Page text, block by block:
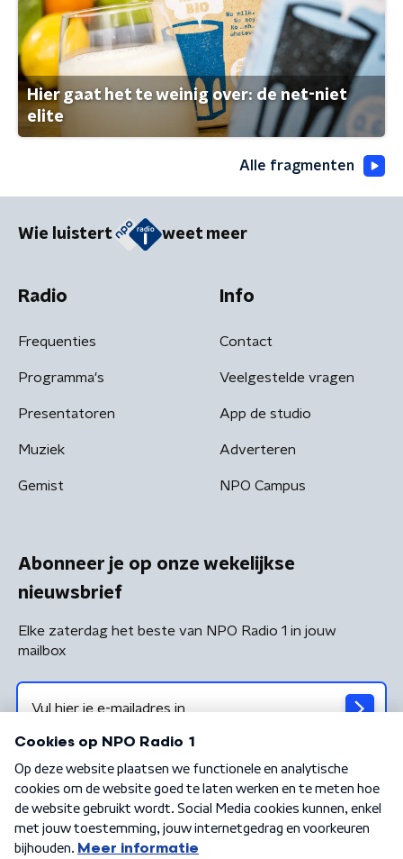
Hier gaat het te weinig over: de net-niet
elite
Alle fragmenten
Wie luistert weet meer
Radio
Frequenties
Programma's
Presentatoren
Muziek
Gemist
Info
Contact
Veelgestelde vragen
App de studio
Adverteren
NPO Campus
Abonneer je op onze wekelijkse
nieuwsbrief
Elke zaterdag het beste van NPO Radio 1 in jouw
mailbox
Algemene voorwaarden Privacybeleid